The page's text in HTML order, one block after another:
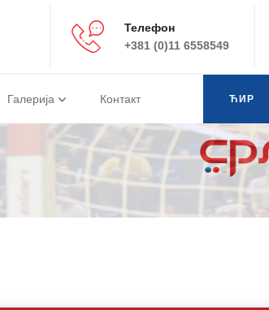
Телефон
+381 (0)11 6558549
Галерија Контакт
ЋИР